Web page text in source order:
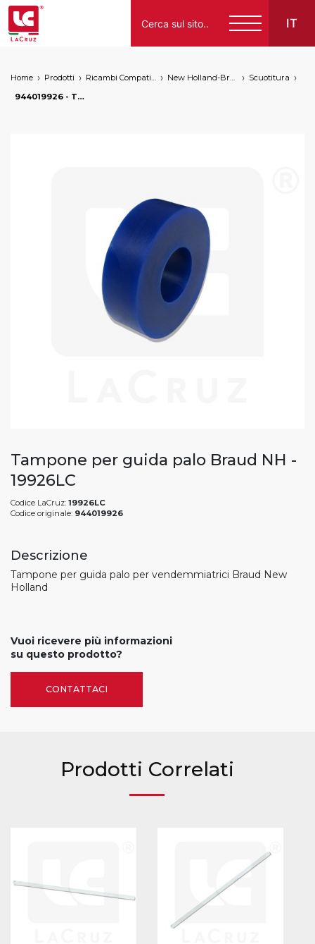
IT
Italiano
Home Prodotti Ricambi Compatibili per Vendemmiatrici a Marchio New Holland-Braud
Scuotitura
944019926 - Tampone per guida palo Braud NH, markets: []string{"A", "B", "AU"}
Tampone per guida palo Braud NH -
19926LC
Codice LaCruz: 19926LC
Codice originale: 944019926
Descrizione
Tampone per guida palo per vendemmiatrici Braud New
Holland
Vuoi ricevere più informazioni
su questo prodotto?
CONTATTACI
Prodotti Correlati